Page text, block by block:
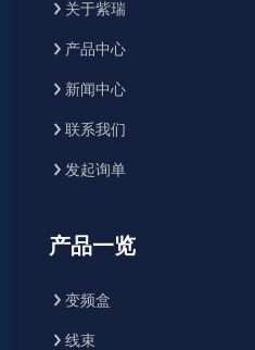
关于紫瑞
产品中心
新闻中心
联系我们
发起询单
产品一览
变频盒
线束